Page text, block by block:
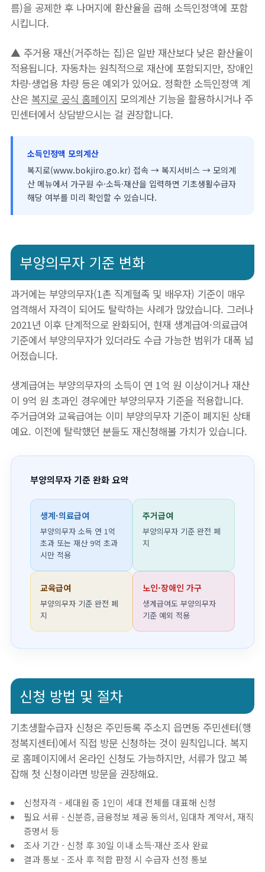
름)을 공제한 후 나머지에 환산율을 곱해 소득인정액에 포함
시킵니다.
▲ 주거용 재산(거주하는 집)은 일반 재산보다 낮은 환산율이
적용됩니다. 자동차는 원칙적으로 재산에 포함되지만, 장애인
차량·생업용 차량 등은 예외가 있어요. 정확한 소득인정액 계
산은 복지로 공식 홈페이지 모의계산 기능을 활용하시거나 주
민센터에서 상담받으시는 걸 권장합니다.
소득인정액 모의계산
복지로(www.bokjiro.go.kr) 접속 → 복지서비스 → 모의계
산 메뉴에서 가구원 수·소득·재산을 입력하면 기초생활수급자
해당 여부를 미리 확인할 수 있습니다.
부양의무자 기준 변화
과거에는 부양의무자(1촌 직계혈족 및 배우자) 기준이 매우
엄격해서 자격이 되어도 탈락하는 사례가 많았습니다. 그러나
2021년 이후 단계적으로 완화되어, 현재 생계급여·의료급여
기준에서 부양의무자가 있더라도 수급 가능한 범위가 대폭 넓
어졌습니다.
생계급여는 부양의무자의 소득이 연 1억 원 이상이거나 재산
이 9억 원 초과인 경우에만 부양의무자 기준을 적용합니다.
주거급여와 교육급여는 이미 부양의무자 기준이 폐지된 상태
예요. 이전에 탈락했던 분들도 재신청해볼 가치가 있습니다.
부양의무자 기준 완화 요약
생계·의료급여
부양의무자 소득 연 1억
초과 또는 재산 9억 초과
시만 적용
주거급여
부양의무자 기준 완전 폐
지
교육급여
부양의무자 기준 완전 폐
지
노인·장애인 가구
생계급여도 부양의무자
기준 예외 적용
신청 방법 및 절차
기초생활수급자 신청은 주민등록 주소지 읍면동 주민센터(행
정복지센터)에서 직접 방문 신청하는 것이 원칙입니다. 복지
로 홈페이지에서 온라인 신청도 가능하지만, 서류가 많고 복
잡해 첫 신청이라면 방문을 권장해요.
신청자격 - 세대원 중 1인이 세대 전체를 대표해 신청
필요 서류 - 신분증, 금융정보 제공 동의서, 임대차 계약서, 재직
증명서 등
조사 기간 - 신청 후 30일 이내 소득·재산 조사 완료
결과 통보 - 조사 후 적합 판정 시 수급자 선정 통보